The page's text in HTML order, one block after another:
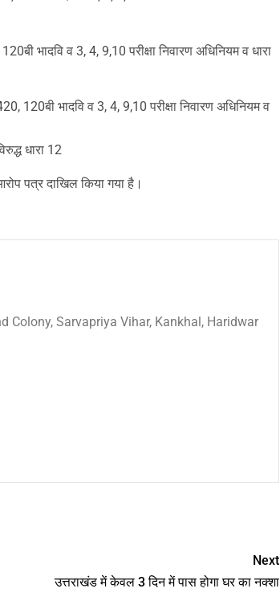
भादवि व 3, 4, 9,10 परीक्षा निवारण अधिनियम व धारा
120बी भादवि व 3, 4, 9,10 परीक्षा निवारण अधिनियम व
धारा 12
पत्र दाखिल किया गया है।
Colony, Sarvapriya Vihar, Kankhal, Haridwar
Next
उत्तराखंड में केवल 3 दिन में पास होगा घर का नक्शा